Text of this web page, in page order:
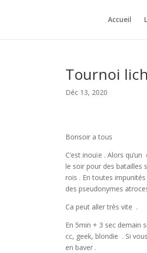
Accueil
Tournoi
Déc 13, 2020
Bonsoir a tous
C’est inouïe . Alors
le soir pour des batailles
rois . En toutes
des pseudonymes
Ca peut aller très vite .
En 5min + 3 sec demain
cc, geek, blondie . Si
en baver .